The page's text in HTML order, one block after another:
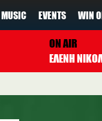
MUSIC EVENTS WIN
ON AIR
ΕΛΕΝΗ